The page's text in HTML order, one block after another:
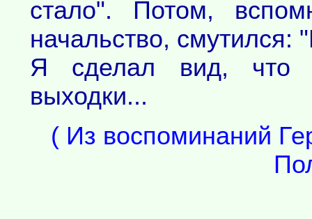
стало". Потом,
начальство, смутился:
Я сделал вид, что
выходки...
( Из воспоминаний